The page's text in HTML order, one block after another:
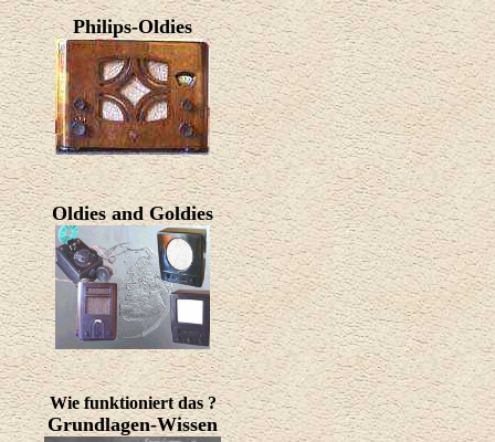
Philips-Oldies
Oldies and Goldies
Wie funktioniert das ?
Grundlagen-Wissen